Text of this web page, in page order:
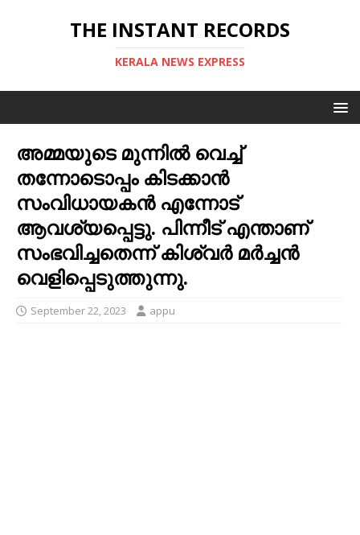
THE INSTANT RECORDS
KERALA NEWS EXPRESS
അമ്മയുടെ മുന്നിൽ വെച്ച്
തന്നോടൊപ്പം കിടക്കാൻ
സംവിധായകൻ എന്നോട്
ആവശ്യപ്പെട്ടു. പിന്നീട് എന്താണ്
സംഭവിച്ചതെന്ന് കിശ്വർ മർച്ചൻ
വെളിപ്പെടുത്തുന്നു.
September 22, 2023 appu